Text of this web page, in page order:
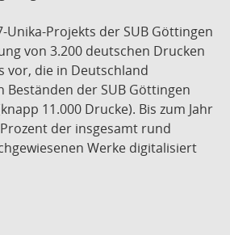
Unika-Projekts der SUB Göttingen
von 3.200 deutschen Drucken
vor, die in Deutschland
Beständen der SUB Göttingen
11.000 Drucke). Bis zum Jahr
der insgesamt rund
Werke digitalisiert